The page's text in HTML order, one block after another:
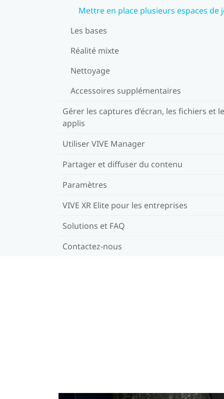
Mettre en place plusieurs espaces de
Les bases
Réalité mixte
Nettoyage
Accessoires supplémentaires
Gérer les captures d’écran, les fichiers et
applis
Utiliser VIVE Manager
Partager et diffuser du contenu
Paramètres
VIVE XR Elite pour les entreprises
Solutions et FAQ
Contactez-nous